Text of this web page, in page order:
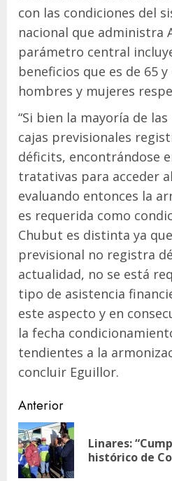
con las condiciones del
nacional que administra
parámetro central
beneficios que es de 65
hombres y mujeres
“Si bien la mayoría de
cajas previsionales
déficits, encontrándose
tratativas para acceder
evaluando entonces la
es requerida como
Chubut es distinta ya
previsional no registra
actualidad, no se está
tipo de asistencia
este aspecto y en
la fecha
tendientes a la
concluir Eguillor.
Navegación
de
entradas
Anterior
Linares:
histórico de